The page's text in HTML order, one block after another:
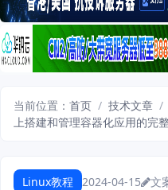
当前位置： 首页 / 技术文章 /
上搭建和管理容器化应用的完
Linux教程 2024-04-15 文